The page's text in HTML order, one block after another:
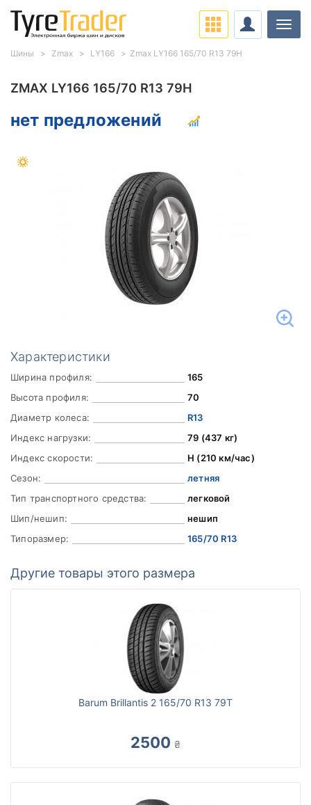
ZMAX LY166 165/70 R13 79H
нет предложений
Характеристики
Ширина профиля:
165
Высота профиля:
70
Диаметр колеса:
R13
Индекс нагрузки:
79 (437 кг)
Индекс скорости:
H (210 км/час)
Сезон:
летняя
Тип транспортного средства:
легковой
Шип/нешип:
нешип
Типоразмер:
165/70 R13
Другие товары этого размера
Barum Brillantis 2 165/70 R13 79T
2500 ₴
Шины Zmax LY166 Zmax LY166 165/70 R13 79H